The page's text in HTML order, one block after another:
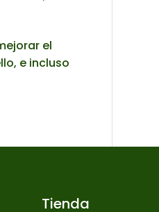
el
e incluso
Tienda